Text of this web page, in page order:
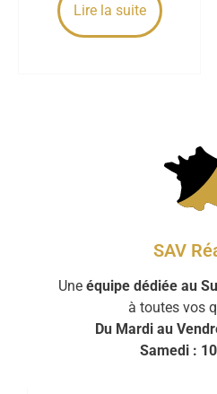
Lire la suite
SAV
Une équipe dédiée au
à toutes vos
Du Mardi au
Samedi :